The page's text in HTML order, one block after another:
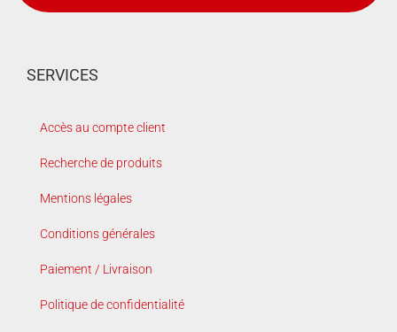
SERVICES
Accès au compte client
Recherche de produits
Mentions légales
Conditions générales
Paiement / Livraison
Politique de confidentialité